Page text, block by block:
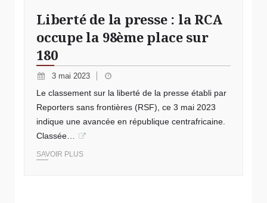
Liberté de la presse : la RCA
occupe la 98ème place sur
180
3 mai 2023
Le classement sur la liberté de la presse établi par
Reporters sans frontières (RSF), ce 3 mai 2023
indique une avancée en république centrafricaine.
Classée…
SAVOIR PLUS